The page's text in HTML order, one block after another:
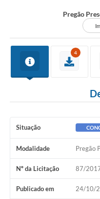
Pregão
4
Situação
Modalidade Pregão
Nº da Licitação 87/
Publicado em 24/10/